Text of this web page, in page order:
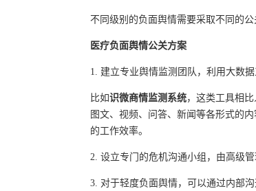
不同级别的负面舆情需要采取不同的
医疗负面舆情公关方案
1. 建立专业舆情监测团队，利用大数
比如识微商情监测系统，这类工具相
图文、视频、问答、新闻等各形式的
的工作效率。
2. 设立专门的危机沟通小组，由高级
3. 对于轻度负面舆情，可以通过内部